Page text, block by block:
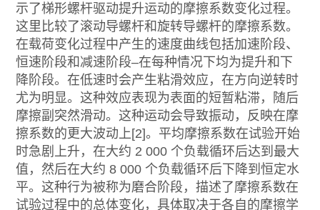
示了梯形螺杆驱动提升运动的摩擦系数变化过程。
这里比较了滚动导螺杆和旋转导螺杆的摩擦系数。
在载荷变化过程中产生的速度曲线包括加速阶段、
恒速阶段和减速阶段–在每种情况下均为提升和下
降阶段。在低速时会产生粘滑效应，在方向逆转时
尤为明显。这种效应表现为表面的短暂粘滞，随后
摩擦副突然滑动。这种运动会导致振动，反映在摩
擦系数的更大波动上[2]。平均摩擦系数在试验开始
时急剧上升，在大约 2 000 个负载循环后达到最大
值，然后在大约 8 000 个负载循环后下降到恒定水
平。这种行为被称为磨合阶段，描述了摩擦系数在
试验过程中的总体变化，具体取决于各自的摩擦学